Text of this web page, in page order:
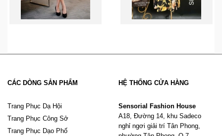
CÁC DÒNG SẢN PHẨM
Trang Phục Dạ Hội
Trang Phục Công Sở
Trang Phục Dạo Phố
HỆ THỐNG CỬA HÀNG
Sensorial Fashion House
A18, Đường 14, khu Sadeco
nghỉ ngơi giải trí Tân Phong,